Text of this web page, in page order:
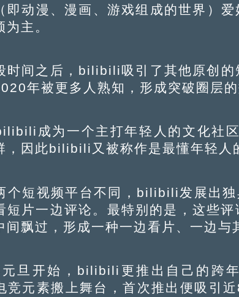
即动漫、漫画、游戏组成的世界）
主。
间之后，bilibili吸引了其他原创的
年被更多人熟知，形成突破圈层的
成为一个主打年轻人的文化社区
，因此bilibili又被称作是最懂年轻人
短视频平台不同，bilibili发展出独
短片一边评论。最特别的是，这些
间飘过，形成一种一边看片、一边与
开始，bilibili更推出自己的跨年
竞元素搬上舞台，首次推出便吸引